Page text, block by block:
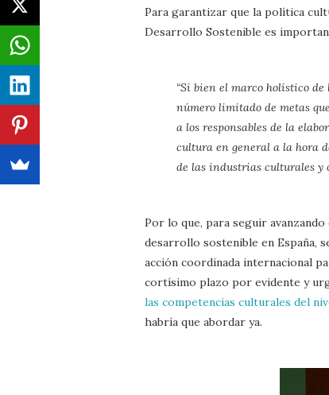
Para garantizar que la política
Desarrollo Sostenible es
“Si bien el marco holístico
número limitado de metas
a los responsables de la
cultura en general a la hora
de las industrias culturales y
Por lo que, para seguir
desarrollo sostenible en España,
acción coordinada internacional
cortísimo plazo por evidente y
las competencias culturales del
habría que abordar ya.